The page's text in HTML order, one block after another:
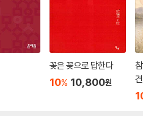
꽃은 꽃으로 답한다
10% 10,800원